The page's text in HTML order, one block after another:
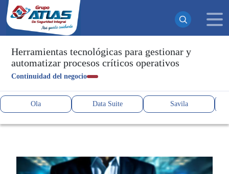
Herramientas tecnológicas para gestionar y
automatizar procesos críticos operativos
Continuidad del negocio
Ola Data Suite Savila
¡Suscrito exitosamente!
Ahora recibirás todas nuestras actualizaciones y noticias
directamente en tu bandeja de entrada. ¡No te pierdas
ninguna novedad!